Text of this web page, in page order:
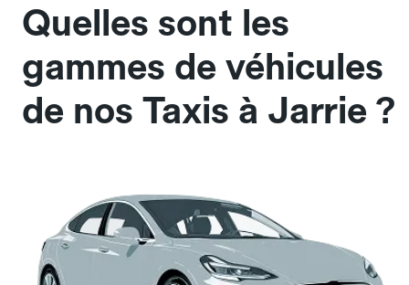
Quelles sont les
gammes de véhicules
de nos Taxis à Jarrie ?